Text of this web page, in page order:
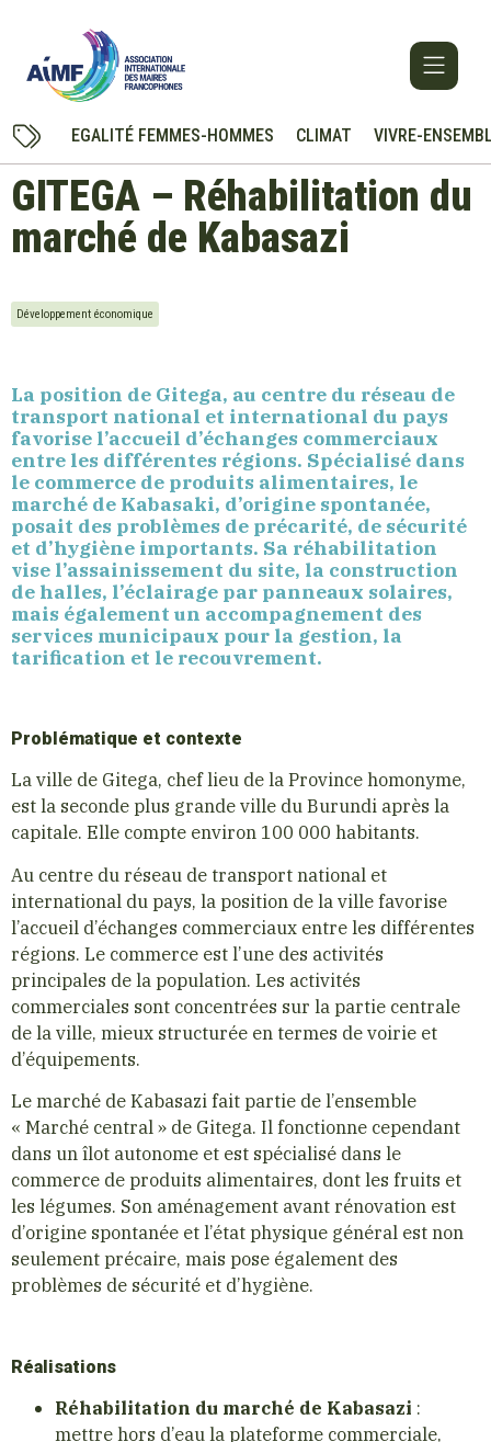
EGALITÉ FEMMES-HOMMES CLIMAT VIVRE-
GITEGA – Réhabilitation du
marché de Kabasazi
Développement économique
La position de Gitega, au centre du réseau de
transport national et international du pays
favorise l’accueil d’échanges commerciaux
entre les différentes régions. Spécialisé dans
le commerce de produits alimentaires, le
marché de Kabasaki, d’origine spontanée,
posait des problèmes de précarité, de sécurité
et d’hygiène importants. Sa réhabilitation
vise l’assainissement du site, la construction
de halles, l’éclairage par panneaux solaires,
mais également un accompagnement des
services municipaux pour la gestion, la
tarification et le recouvrement.
Problématique et contexte
La ville de Gitega, chef lieu de la Province homonyme,
est la seconde plus grande ville du Burundi après la
capitale. Elle compte environ 100 000 habitants.
Au centre du réseau de transport national et
international du pays, la position de la ville favorise
l’accueil d’échanges commerciaux entre les différentes
régions. Le commerce est l’une des activités
principales de la population. Les activités
commerciales sont concentrées sur la partie centrale
de la ville, mieux structurée en termes de voirie et
d’équipements.
Le marché de Kabasazi fait partie de l’ensemble
« Marché central » de Gitega. Il fonctionne cependant
dans un îlot autonome et est spécialisé dans le
commerce de produits alimentaires, dont les fruits et
les légumes. Son aménagement avant rénovation est
d’origine spontanée et l’état physique général est non
seulement précaire, mais pose également des
problèmes de sécurité et d’hygiène.
Réalisations
Réhabilitation du marché de Kabasazi :
mettre hors d’eau la plateforme commerciale,